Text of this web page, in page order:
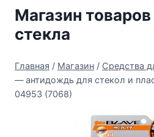
Перейти
содержимому
Магазин
стекла
Главная / Магазин / Средства
— антидождь для стекол и
04953 (7068)